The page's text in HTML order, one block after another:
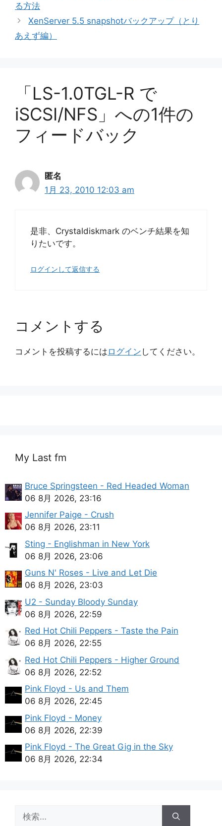
リ
ー
る方法
XenServer 5.5 snapshotバックアップ（とり
あえず編）
「LS-1.0TGL-R で
iSCSI/NFS」への1件の
フィードバック
匿名
1月 23, 2010 12:03 am
是非、Crystaldiskmark のベンチ結果を知
りたいです。
ログインして返信する
コメントする
コメントを投稿するには ログイン してください。
My Last fm
Bruce Springsteen - Red Headed Woman
06 8月 2026, 23:16
Jennifer Paige - Crush
06 8月 2026, 23:11
Sting - Englishman in New York
06 8月 2026, 23:06
Guns N' Roses - Live and Let Die
06 8月 2026, 23:03
U2 - Sunday Bloody Sunday
06 8月 2026, 22:59
Red Hot Chili Peppers - Taste the Pain
06 8月 2026, 22:55
Red Hot Chili Peppers - Higher Ground
06 8月 2026, 22:52
Pink Floyd - Us and Them
06 8月 2026, 22:45
Pink Floyd - Money
06 8月 2026, 22:39
Pink Floyd - The Great Gig in the Sky
06 8月 2026, 22:34
索: